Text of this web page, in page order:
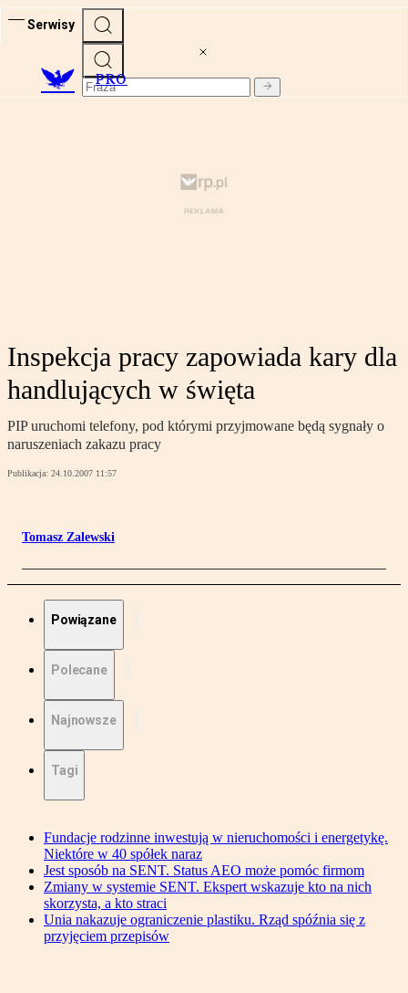
Serwisy
PRO
Inspekcja pracy zapowiada kary dla
handlujących w święta
PIP uruchomi telefony, pod którymi przyjmowane będą sygnały o
naruszeniach zakazu pracy
Publikacja: 24.10.2007 11:57
Tomasz Zalewski
Powiązane
Polecane
Najnowsze
Tagi
Fundacje rodzinne inwestują w nieruchomości i energetykę.
Niektóre w 40 spółek naraz
Jest sposób na SENT. Status AEO może pomóc firmom
Zmiany w systemie SENT. Ekspert wskazuje kto na nich
skorzysta, a kto straci
Unia nakazuje ograniczenie plastiku. Rząd spóźnia się z
przyjęciem przepisów